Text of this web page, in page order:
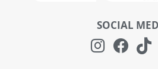
SOCIAL